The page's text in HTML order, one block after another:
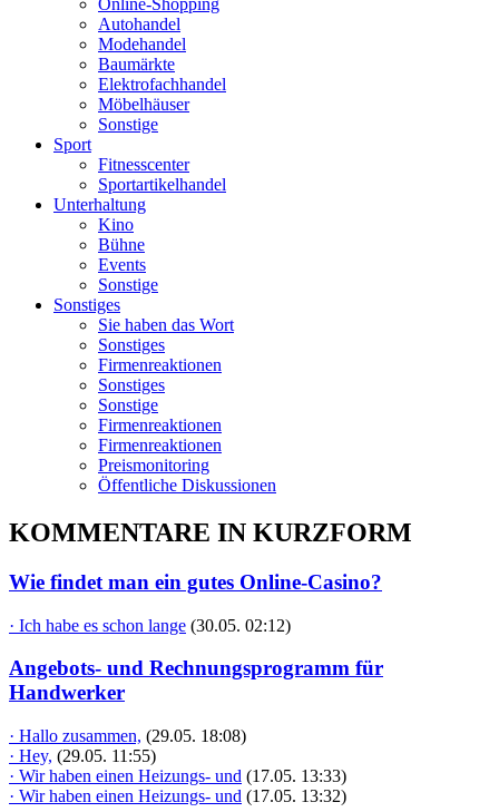
Online-Shopping
Autohandel
Modehandel
Baumärkte
Elektrofachhandel
Möbelhäuser
Sonstige
Sport
Fitnesscenter
Sportartikelhandel
Unterhaltung
Kino
Bühne
Events
Sonstige
Sonstiges
Sie haben das Wort
Sonstiges
Firmenreaktionen
Sonstiges
Sonstige
Firmenreaktionen
Firmenreaktionen
Preismonitoring
Öffentliche Diskussionen
KOMMENTARE IN KURZFORM
Wie findet man ein gutes Online-Casino?
· Ich habe es schon lange (30.05. 02:12)
Angebots- und Rechnungsprogramm für
Handwerker
· Hallo zusammen, (29.05. 18:08)
· Hey, (29.05. 11:55)
· Wir haben einen Heizungs- und (17.05. 13:33)
· Wir haben einen Heizungs- und (17.05. 13:32)